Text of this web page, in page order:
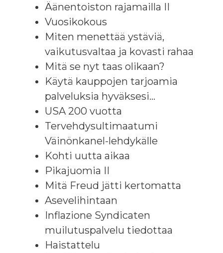
Äänentoiston rajamailla II
Vuosikokous
Miten menettää ystäviä,
vaikutusvaltaa ja kovasti rahaa
Mitä se nyt taas olikaan?
Käytä kauppojen tarjoamia
palveluksia hyväksesi…
USA 200 vuotta
Tervehdysultimaatumi
Väinönkanel-lehdykälle
Kohti uutta aikaa
Pikajuomia II
Mitä Freud jätti kertomatta
Asevelihintaan
Inflazione Syndicaten
muilutuspalvelu tiedottaa
Haistattelu